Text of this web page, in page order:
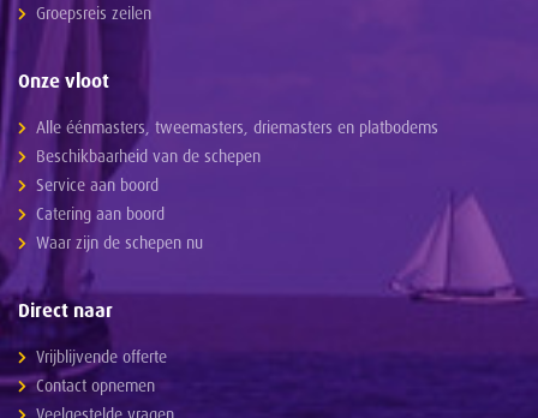
Groepsreis zeilen
Onze vloot
Alle éénmasters, tweemasters, driemasters en platbodems
Beschikbaarheid van de schepen
Service aan boord
Catering aan boord
Waar zijn de schepen nu
Direct naar
Vrijblijvende offerte
Contact opnemen
Veelgestelde vragen